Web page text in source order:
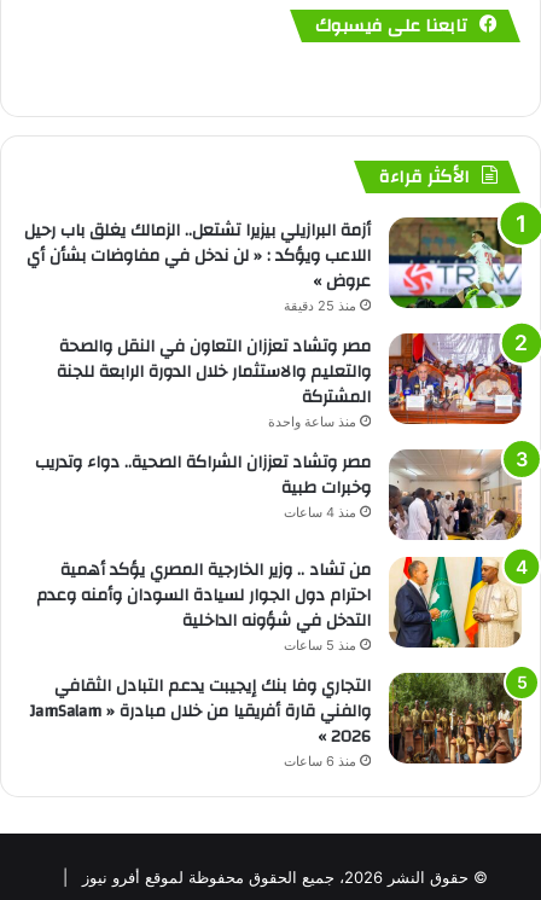
تابعنا على فيسبوك
الأكثر قراءة
أزمة البرازيلي بيزيرا تشتعل.. الزمالك يغلق باب رحيل
اللاعب ويؤكد : « لن ندخل في مفاوضات بشأن أي
عروض »
منذ 25 دقيقة
مصر وتشاد تعززان التعاون في النقل والصحة
والتعليم والاستثمار خلال الدورة الرابعة للجنة
المشتركة
منذ ساعة واحدة
مصر وتشاد تعززان الشراكة الصحية.. دواء وتدريب
وخبرات طبية
منذ 4 ساعات
من تشاد .. وزير الخارجية المصري يؤكد أهمية
احترام دول الجوار لسيادة السودان وأمنه وعدم
التدخل في شؤونه الداخلية
منذ 5 ساعات
التجاري وفا بنك إيجيبت يدعم التبادل الثقافي
والفني قارة أفريقيا من خلال مبادرة « JamSalam
2026 »
منذ 6 ساعات
© حقوق النشر 2026، جميع الحقوق محفوظة لموقع أفرو نيوز |